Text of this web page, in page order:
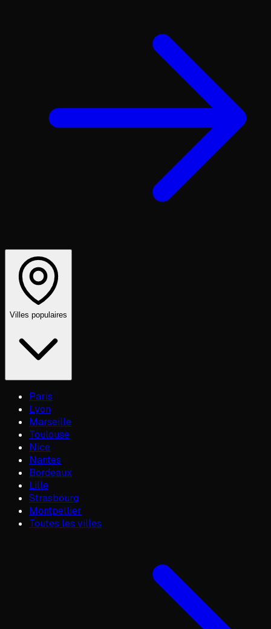
Villes populaires
Paris
Lyon
Marseille
Toulouse
Nice
Nantes
Bordeaux
Lille
Strasbourg
Montpellier
Toutes les villes